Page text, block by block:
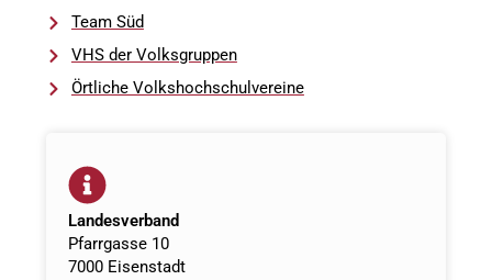
Team Süd
VHS der Volksgruppen
Örtliche Volkshochschulvereine
Landesverband
Pfarrgasse 10
7000 Eisenstadt